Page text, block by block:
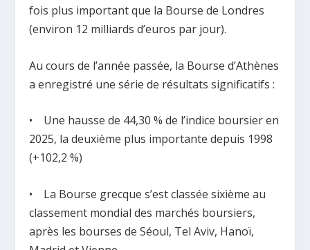
fois plus important que la Bourse de Londres
(environ 12 milliards d’euros par jour).
Au cours de l’année passée, la Bourse d’Athènes
a enregistré une série de résultats significatifs :
• Une hausse de 44,30 % de l’indice boursier en
2025, la deuxième plus importante depuis 1998
(+102,2 %)
• La Bourse grecque s’est classée sixième au
classement mondial des marchés boursiers,
après les bourses de Séoul, Tel Aviv, Hanoï,